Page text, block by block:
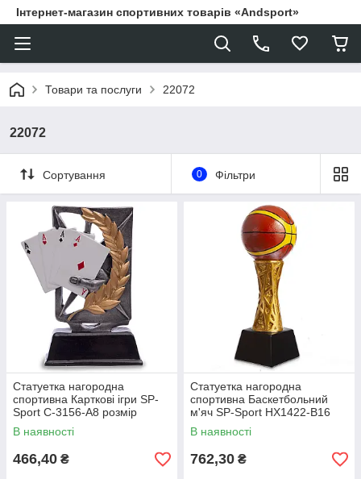
Інтернет-магазин спортивних товарів «Andsport»
Товари та послуги 22072
22072
Сортування 0 Фільтри
Статуетка нагородна
спортивна Карткові ігри SP-
Sport C-3156-A8 розмір
16х12х3, 5см срібло Код C-
3156-A8
В наявності
466,40 ₴
Статуетка нагородна
спортивна Баскетбольний
м'яч SP-Sport HX1422-B16
розмір 8х8х27см золото Код
HX1422-B16
В наявності
762,30 ₴